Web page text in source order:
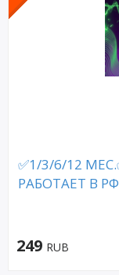
✅1/3/6/12
РАБОТАЕТ В
249 RUB